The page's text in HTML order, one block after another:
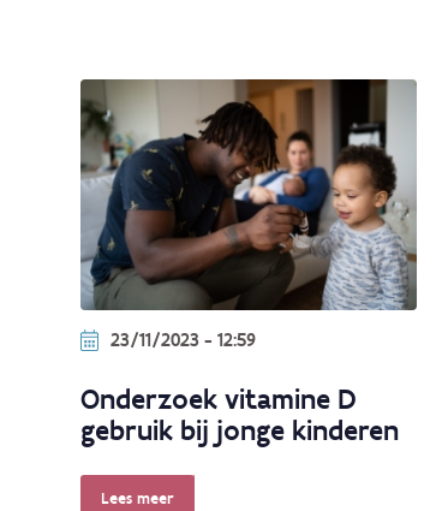
23/11/2023 - 12:59
Onderzoek vitamine D
gebruik bij jonge kinderen
Lees meer